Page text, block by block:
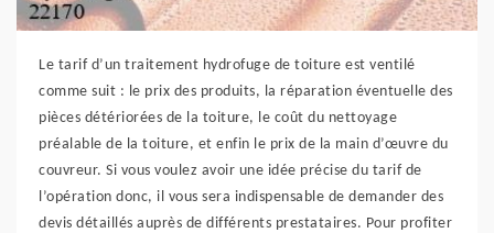
Le tarif d’un traitement hydrofuge de toiture est ventilé
comme suit : le prix des produits, la réparation éventuelle des
pièces détériorées de la toiture, le coût du nettoyage
préalable de la toiture, et enfin le prix de la main d’œuvre du
couvreur. Si vous voulez avoir une idée précise du tarif de
l’opération donc, il vous sera indispensable de demander des
devis détaillés auprès de différents prestataires. Pour profiter